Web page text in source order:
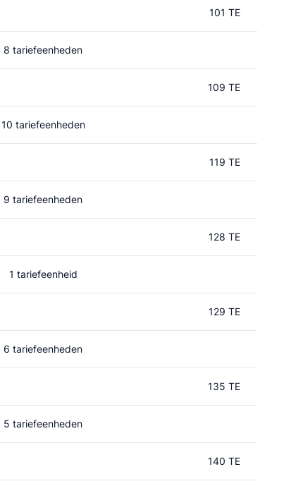
101 TE
8 tariefeenheden
109 TE
10 tariefeenheden
119 TE
9 tariefeenheden
128 TE
1 tariefeenheid
129 TE
6 tariefeenheden
135 TE
5 tariefeenheden
140 TE